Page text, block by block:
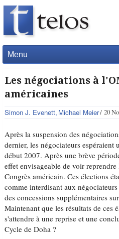
Menu
Les négociations à
américaines
Simon J. Evenett Michael Meier 20
Après la suspension des
dernier, les négociateurs espéraient
début 2007. Après une brève
effet envisageable de voir
Congrès américain. Ces élections
comme interdisant aux
des concessions supplémentaires
Maintenant que les résultats de ces
s'attendre à une reprise et une
Cycle de Doha ?